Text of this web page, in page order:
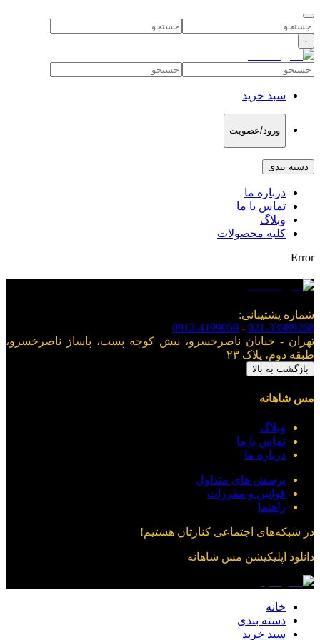
۰
سبد خرید
ورود/عضویت
دسته بندی
درباره ما
تماس با ما
وبلاگ
کلیه محصولات
Error
شماره پشتیبانی:
021-33989268
-
0912-4199059
تهران - خیابان ناصرخسرو، نبش کوچه پست، پاساژ ناصرخسرو،
طبقه دوم، پلاک ۲۳
بازگشت به بالا
مس شاهانه
وبلاگ
تماس با ما
درباره ما
پرسش های متداول
قوانین و مقررات
راهنما
در شبکه‌های اجتماعی کنارتان هستیم!
دانلود اپلیکیشن مس شاهانه
خانه
دسته بندی
سبد خرید